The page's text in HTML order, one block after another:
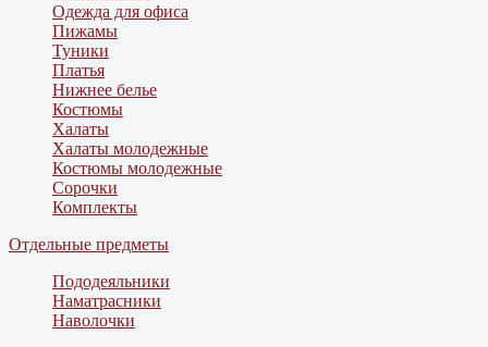
Одежда для офиса
Пижамы
Туники
Платья
Нижнее белье
Костюмы
Халаты
Халаты молодежные
Костюмы молодежные
Сорочки
Комплекты
Отдельные предметы
Пододеяльники
Наматрасники
Наволочки